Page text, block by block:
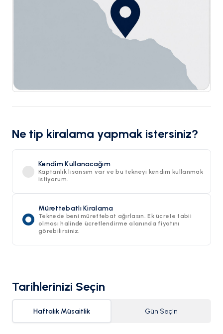
Ne tip kiralama yapmak istersiniz?
Kendim Kullanacağım
Kaptanlık lisansım var ve bu tekneyi kendim kullanmak
istiyorum.
Mürettebatlı Kiralama
Teknede beni mürettebat ağırlasın. Ek ücrete tabii
olması halinde ücretlendirme alanında fiyatını
görebilirsiniz.
Tarihlerinizi Seçin
Haftalık Müsaitlik Gün Seçin